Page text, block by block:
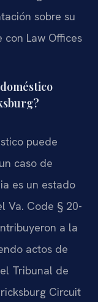
sobre su
con Law Offices
puede
caso de
es un estado
Va. Code § 20-
a la
actos de
Tribunal de
Circuit